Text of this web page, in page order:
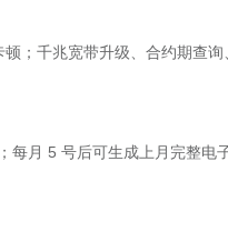
；千兆宽带升级、合约期查
月 5 号后可生成上月完整电